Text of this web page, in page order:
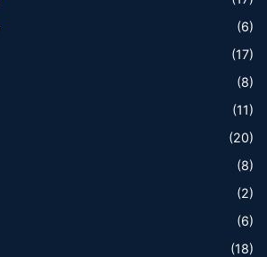
(6)
(17)
(8)
(11)
(20)
(8)
(2)
(6)
(18)